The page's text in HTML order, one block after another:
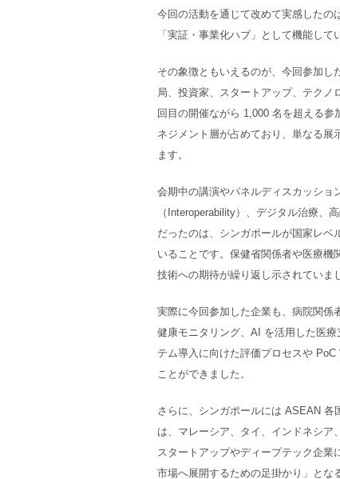
今回の活動を通じて改めて実感したの
「実証・事業化ハブ」として機能して
その象徴ともいえるのが、今回参加し
局、投資家、スタートアップ、テク
回目の開催ながら 1,000 名を超える
ネジメント層が占めており、単なる
ます。
会期中の講演やパネルディスカッショ
（Interoperability）、デジタル治療、
だったのは、シンガポールが国家レベ
いることです。保健省関係者や医療機
技術への期待が繰り返し示されていま
実際に今回参加した企業も、病院関係
健康モニタリング、AI を活用した医
テム導入に向けた評価プロセスや
ことができました。
さらに、シンガポールには ASEAN 各
は、マレーシア、タイ、インドネシア
スタートアップやディープテック企
市場へ展開するための足掛かり」とな